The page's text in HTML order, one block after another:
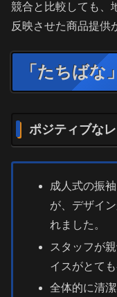
競合と比較しても、
反映させた商品提供
「たちばな
ポジティブな
成人式の振
が、デザイ
れました。
スタッフが
イスがとて
全体的に清